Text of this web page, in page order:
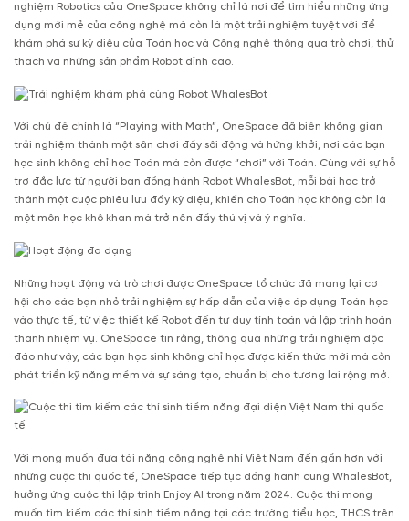
nghiệm Robotics của OneSpace không chỉ là nơi để tìm hiểu những ứng
dụng mới mẻ của công nghệ mà còn là một trải nghiệm tuyệt vời để
khám phá sự kỳ diệu của Toán học và Công nghệ thông qua trò chơi, thử
thách và những sản phẩm Robot đỉnh cao.
Với chủ đề chính là “Playing with Math”, OneSpace đã biến không gian
trải nghiệm thành một sân chơi đầy sôi động và hứng khởi, nơi các bạn
học sinh không chỉ học Toán mà còn được “chơi” với Toán. Cùng với sự hỗ
trợ đắc lực từ người bạn đồng hành Robot WhalesBot, mỗi bài học trở
thành một cuộc phiêu lưu đầy kỳ diệu, khiến cho Toán học không còn là
một môn học khô khan mà trở nên đầy thú vị và ý nghĩa.
Những hoạt động và trò chơi được OneSpace tổ chức đã mang lại cơ
hội cho các bạn nhỏ trải nghiệm sự hấp dẫn của việc áp dụng Toán học
vào thực tế, từ việc thiết kế Robot đến tư duy tính toán và lập trình hoàn
thành nhiệm vụ. OneSpace tin rằng, thông qua những trải nghiệm độc
đáo như vậy, các bạn học sinh không chỉ học được kiến thức mới mà còn
phát triển kỹ năng mềm và sự sáng tạo, chuẩn bị cho tương lai rộng mở.
Với mong muốn đưa tài năng công nghệ nhí Việt Nam đến gần hơn với
những cuộc thi quốc tế, OneSpace tiếp tục đồng hành cùng WhalesBot,
hưởng ứng cuộc thi lập trình Enjoy AI trong năm 2024. Cuộc thi mong
muốn tìm kiếm các thí sinh tiềm năng tại các trường tiểu học, THCS trên